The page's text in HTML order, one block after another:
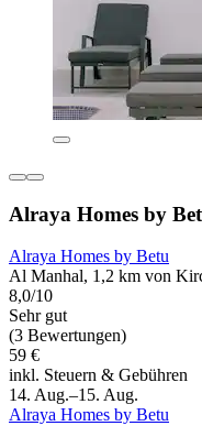
Alraya Homes by
Alraya Homes by Betu
Al Manhal, 1,2 km von
8,0/10
Sehr gut
(3 Bewertungen)
59 €
inkl. Steuern & Gebühren
14. Aug.–15. Aug.
Alraya Homes by Betu